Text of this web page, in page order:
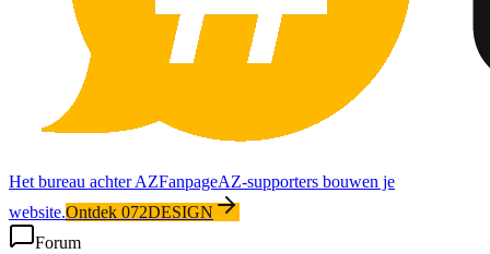
Het bureau achter AZFanpageAZ-supporters bouwen je
website.Ontdek 072DESIGN
Forum